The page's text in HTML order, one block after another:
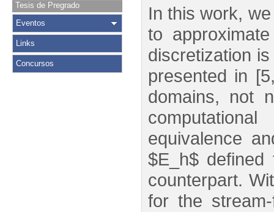
Tesis de Pregrado
Eventos
Links
Concursos
In this work,
to
discretization
presented in
domains, not
equivalence
$E_h$ defined
counterpart.
for the